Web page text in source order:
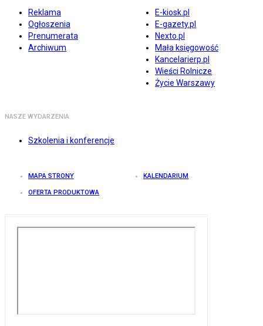
Reklama
Ogłoszenia
Prenumerata
Archiwum
E-kiosk.pl
E-gazety.pl
Nexto.pl
Mała księgowość
Kancelarierp.pl
Wieści Rolnicze
Życie Warszawy
NASZE WYDARZENIA
Szkolenia i konferencje
MAPA STRONY KALENDARIUM
OFERTA PRODUKTOWA